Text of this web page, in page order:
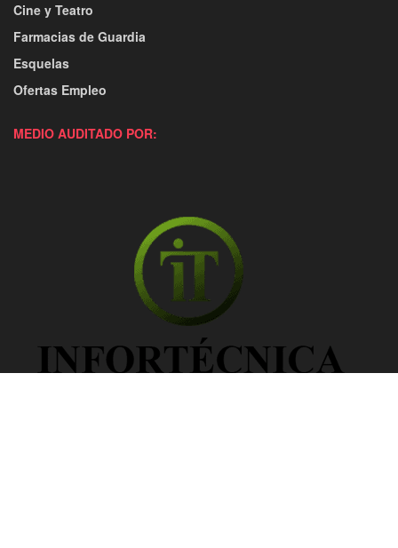
Cine y Teatro
Farmacias de Guardia
Esquelas
Ofertas Empleo
MEDIO AUDITADO POR: